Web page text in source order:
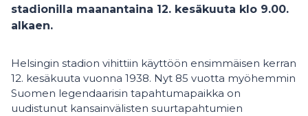
stadionilla maanantaina 12. kesäkuuta klo 9.00.
alkaen.
Helsingin stadion vihittiin käyttöön ensimmäisen kerran
12. kesäkuuta vuonna 1938. Nyt 85 vuotta myöhemmin
Suomen legendaarisin tapahtumapaikka on
uudistunut kansainvälisten suurtapahtumien